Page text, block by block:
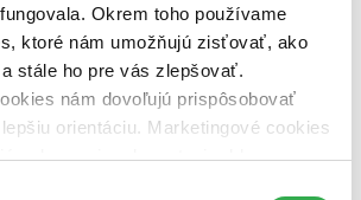
Okrem toho používame
ktoré nám umožňujú zisťovať, ako
stále ho pre vás zlepšovať.
nám dovoľujú prispôsobovať
orientáciu. Marketingové cookies
zobrazenie relevantnej reklamy.